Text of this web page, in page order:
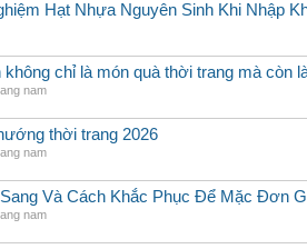
Hạt Nhựa Nguyên Sinh Khi Nhập
không chỉ là món quà thời trang mà
nam
thời trang 2026
nam
Và Cách Khắc Phục Để Mặc Đơn
nam